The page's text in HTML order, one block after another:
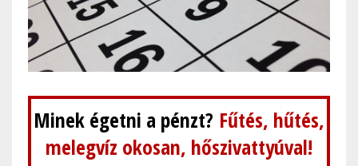
Minek égetni a pénzt? Fűtés, hűtés,
melegvíz okosan, hőszivattyúval!